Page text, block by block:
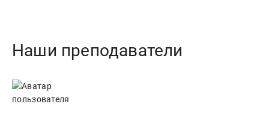
Наши преподаватели